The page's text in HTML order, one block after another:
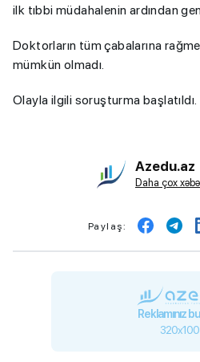
ilk tıbbi müdahalenin ardından
Doktorların tüm çabalarına
mümkün olmadı.
Olayla ilgili soruşturma başlatıldı.
Azedu.az
Daha çox
Paylaş:
Reklamınız
320x100